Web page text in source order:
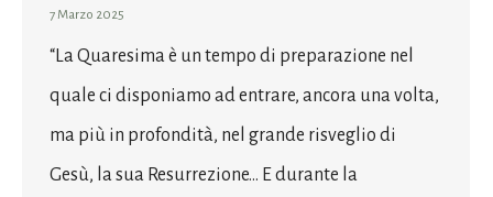
7 Marzo 2025
“La Quaresima è un tempo di preparazione nel
quale ci disponiamo ad entrare, ancora una volta,
ma più in profondità, nel grande risveglio di
Gesù, la sua Resurrezione… E durante la